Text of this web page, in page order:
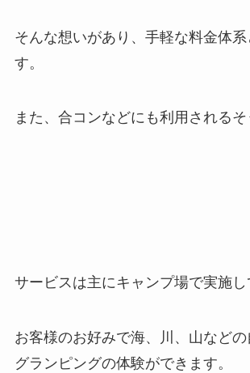
そんな想いがあり、手軽な料金体系
す。
また、合コンなどにも利用されるそ
サービスは主にキャンプ場で実施し
お客様のお好みで海、川、山など
グランピングの体験ができ ます。